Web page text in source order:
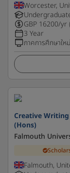
Worcester,
GBP 16200/yr
3 Year
ภาคการศึกษาใหม่
Creative
(Hons)
Falmouth
Falmouth,